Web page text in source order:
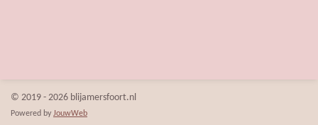
© 2019 - 2026 blijamersfoort.nl
Powered by JouwWeb